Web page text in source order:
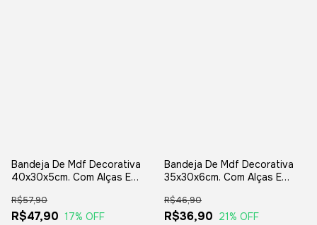
Bandeja De Mdf Decorativa
40x30x5cm. Com Alças E
R$47,90
R$57,90
17% OFF
Bandeja De Mdf Decorativa
35x30x6cm. Com Alças E
R$36,90
R$46,90
21% OFF